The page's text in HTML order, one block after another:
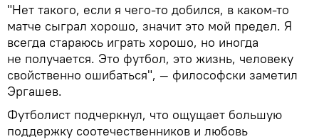
"Нет такого, если я чего-то добился, в каком-то
матче сыграл хорошо, значит это мой предел. Я
всегда стараюсь играть хорошо, но иногда
не получается. Это футбол, это жизнь, человеку
свойственно ошибаться", — философски заметил
Эргашев.
Футболист подчеркнул, что ощущает большую
поддержку соотечественников и любовь